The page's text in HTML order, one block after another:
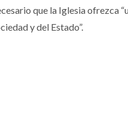
que la Iglesia ofrezca
y del Estado”.